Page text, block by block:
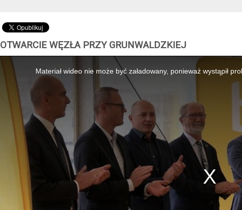
OTWARCIE WĘZŁA PRZY GRUNWALDZKIEJ
Materiał wideo nie może być załadowany, ponieważ wystąpił